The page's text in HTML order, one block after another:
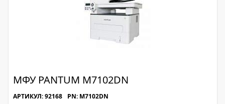
МФУ PANTUM M7102DN
АРТИКУЛ: 92168 PN: M7102DN